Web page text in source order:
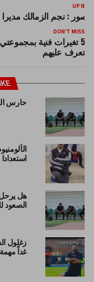
UP
: نجم الزمالك
DON'T MISS
5 تغيرات فنية
تعرف عليهم
حارس
هل يرحل
الصعود
زغلول
غداً